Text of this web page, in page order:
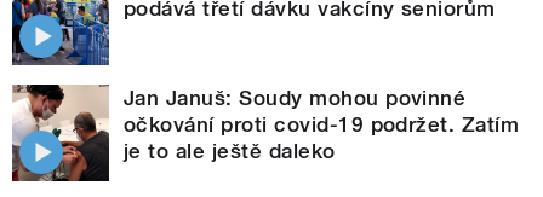
podává třetí dávku vakcíny seniorům
Jan Januš: Soudy mohou povinné
očkování proti covid-19 podržet. Zatím
je to ale ještě daleko